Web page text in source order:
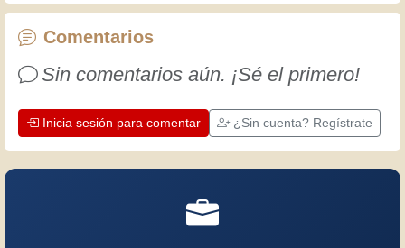
artesanos profesionales ponen en su
trabajo. Aprendamos juntos; cada día
¡Diviértete!
Comentarios
Sin comentarios aún. ¡Sé el primero!
Inicia sesión para comentar ¿Sin cuenta? Regístrate